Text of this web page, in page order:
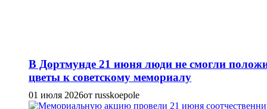
В Дортмунде 21 июня люди не смогли
цветы к советскому мемориалу
01 июля 2026от russkoepole